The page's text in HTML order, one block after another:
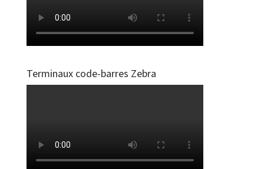
Terminaux code-barres Zebra